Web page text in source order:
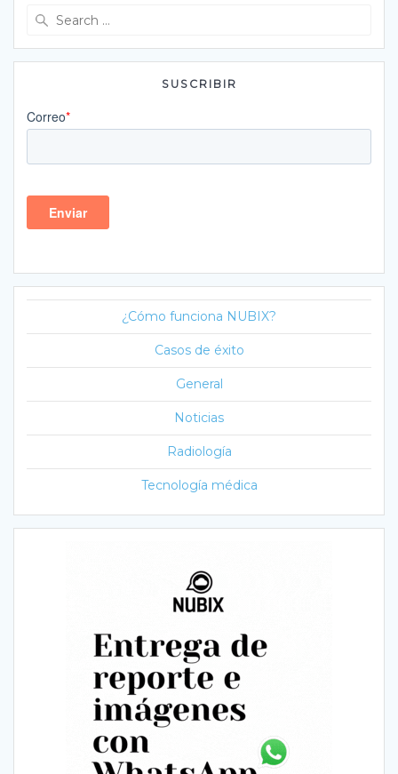
SUSCRIBIR
¿Cómo funciona NUBIX?
Casos de éxito
General
Noticias
Radiología
Tecnología médica